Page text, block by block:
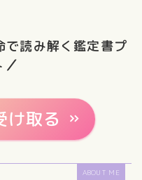
で読み解く鑑定書プ
／
け取る
ABOUT ME